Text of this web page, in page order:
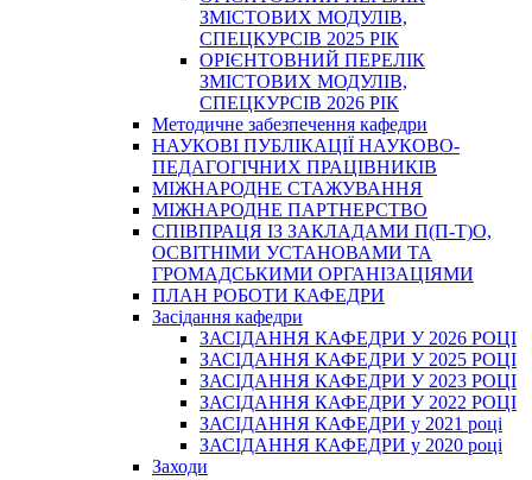
ЗМІСТОВИХ МОДУЛІВ,
СПЕЦКУРСІВ 2025 РІК
ОРІЄНТОВНИЙ ПЕРЕЛІК
ЗМІСТОВИХ МОДУЛІВ,
СПЕЦКУРСІВ 2026 РІК
Методичне забезпечення кафедри
НАУКОВІ ПУБЛІКАЦІЇ НАУКОВО-
ПЕДАГОГІЧНИХ ПРАЦІВНИКІВ
МІЖНАРОДНЕ СТАЖУВАННЯ
МІЖНАРОДНЕ ПАРТНЕРСТВО
СПІВПРАЦЯ ІЗ ЗАКЛАДАМИ П(П-Т)О,
ОСВІТНІМИ УСТАНОВАМИ ТА
ГРОМАДСЬКИМИ ОРГАНІЗАЦІЯМИ
ПЛАН РОБОТИ КАФЕДРИ
Засідання кафедри
ЗАСІДАННЯ КАФЕДРИ У 2026 РОЦІ
ЗАСІДАННЯ КАФЕДРИ У 2025 РОЦІ
ЗАСІДАННЯ КАФЕДРИ У 2023 РОЦІ
ЗАСІДАННЯ КАФЕДРИ У 2022 РОЦІ
ЗАСІДАННЯ КАФЕДРИ у 2021 році
ЗАСІДАННЯ КАФЕДРИ у 2020 році
Заходи